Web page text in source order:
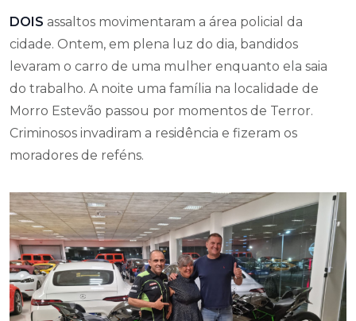
DOIS assaltos movimentaram a área policial da
cidade. Ontem, em plena luz do dia, bandidos
levaram o carro de uma mulher enquanto ela saia
do trabalho. A noite uma família na localidade de
Morro Estevão passou por momentos de Terror.
Criminosos invadiram a residência e fizeram os
moradores de reféns.